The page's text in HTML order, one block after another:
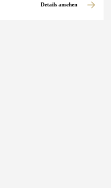
Details ansehen